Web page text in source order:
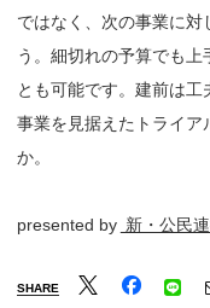
ではなく、次の事業に対
う。細切れの予算でも
とも可能です。建前は
事業を見据えたトライア
か。
presented by 新・公民
SHARE